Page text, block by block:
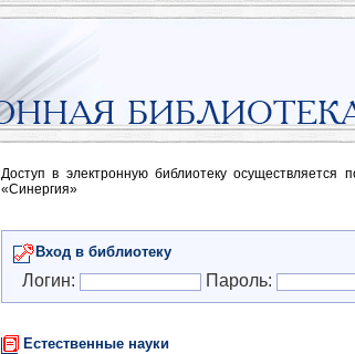
Доступ в электронную библиотеку
«Синергия»
Вход в библиотеку
Логин: Пароль:
Естественные науки